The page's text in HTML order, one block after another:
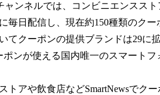
ャンネルでは、コンビニエンスス
毎日配信し、現在約150種類のク
てクーポンの提供ブランドは29に
ンが使える国内唯一のスマートフ
トアや飲食店などSmartNewsでク